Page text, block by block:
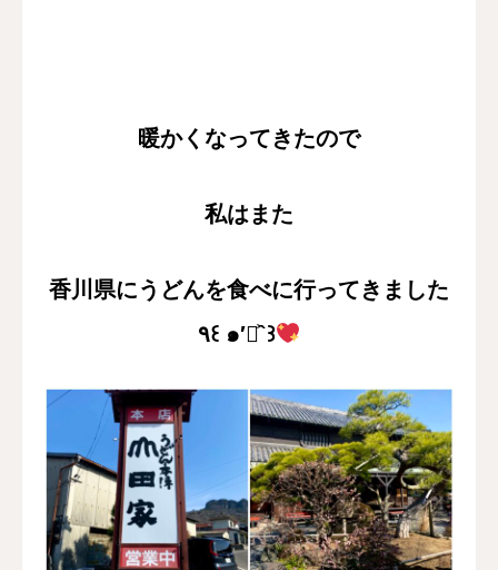
暖かくなってきたので
私はまた
香川県にうどんを食べに行ってきました
٩꒰ ๑′◡͐`꒱